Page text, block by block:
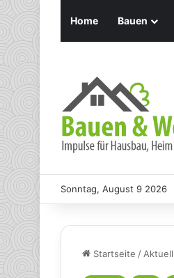
Home Bauen
Sonntag, August 9 2026
Startseite /Aktuell